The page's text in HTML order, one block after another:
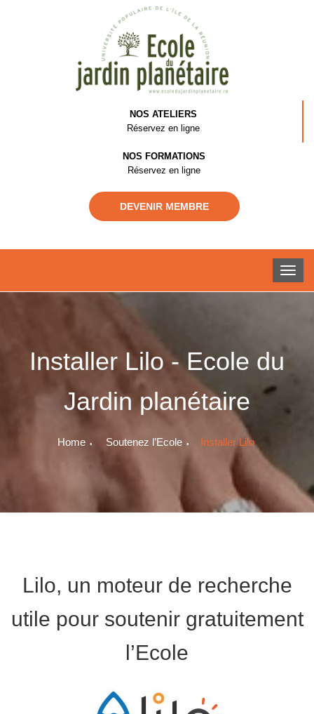
NOS ATELIERS
Réservez en ligne
NOS FORMATIONS
Réservez en ligne
DEVENIR MEMBRE
Installer Lilo - Ecole du
Jardin planétaire
Home Soutenez l’Ecole Installer Lilo
Lilo, un moteur de recherche
utile pour soutenir gratuitement
l’Ecole